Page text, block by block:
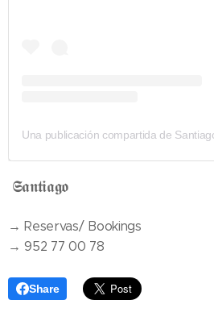
𝕾𝖆𝖓𝖙𝖎𝖆𝖌𝖔
→ Reservas/ Bookings
→ 952 77 00 78
Share